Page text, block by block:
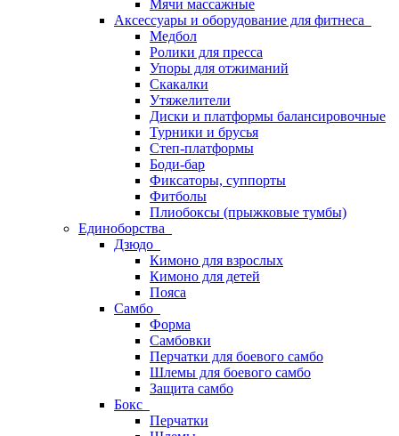
Мячи массажные
Аксессуары и оборудование для фитнеса
Медбол
Ролики для пресса
Упоры для отжиманий
Скакалки
Утяжелители
Диски и платформы балансировочные
Турники и брусья
Степ-платформы
Боди-бар
Фиксаторы, суппорты
Фитболы
Плиобоксы (прыжковые тумбы)
Единоборства
Дзюдо
Кимоно для взрослых
Кимоно для детей
Пояса
Самбо
Форма
Самбовки
Перчатки для боевого самбо
Шлемы для боевого самбо
Защита самбо
Бокс
Перчатки